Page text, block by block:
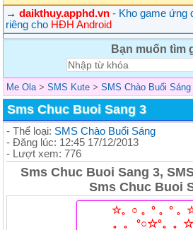
→ daikthuy.apphd.vn - Kho game ứng
riêng cho HĐH Android
Bạn muốn tìm
Me Ola > SMS Kute > SMS Chào Buổi Sáng
Sms Chuc Buoi Sang 3
- Thể loại: SMS Chào Buổi Sáng
- Đăng lúc: 12:45 17/12/2013
- Lượt xem: 776
Sms Chuc Buoi Sang 3,
Sms Chuc Buoi
☆。○ 。° 。° 。
。。 °○☆°。。